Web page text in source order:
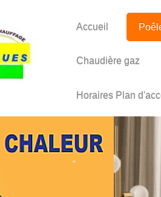
Accueil
Chaudière gaz
Horaires Plan